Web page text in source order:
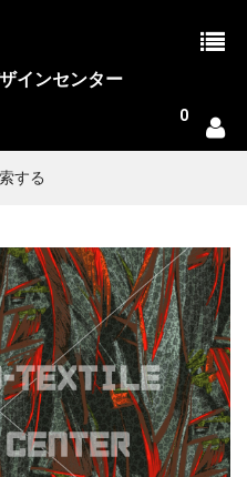
インセンター
0
する